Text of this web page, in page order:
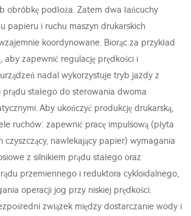
obróbkę podłoża. Zatem dwa łańcuchy
papieru i ruchu maszyn drukarskich
koordynowane. Biorąc za przykład
aby zapewnić regulację prędkości i
nadal wykorzystuje tryb jazdy z
prądu stałego do sterowania dwoma
Aby ukończyć produkcję drukarską,
ruchów: zapewnić pracę impulsową (płyta
czyszczący, nawlekający papier) wymagania
z silnikiem prądu stałego oraz
przemiennego i reduktora cykloidalnego,
operacji jog przy niskiej prędkości.
związek między dostarczanie wody i